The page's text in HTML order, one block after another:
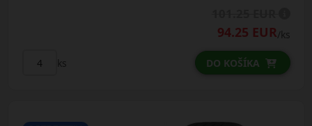
94.25 EUR/ks
ks DO KOŠÍKA